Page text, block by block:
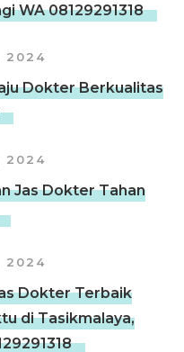
WA 08129291318
2024
Dokter Berkualitas
2024
Jas Dokter Tahan
2024
Dokter Terbaik
di Tasikmalaya,